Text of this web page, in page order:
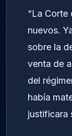
“La Corte
nuevos.
sobre la
venta de
del
había
justificara